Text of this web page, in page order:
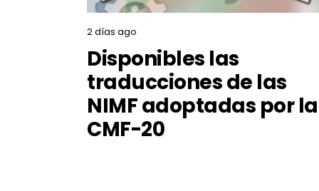
2 días ago
Disponibles las
traducciones de las
NIMF adoptadas por la
CMF-20